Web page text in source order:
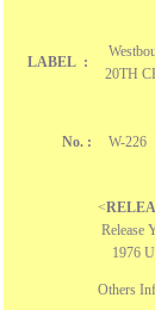
LABEL :
20TH
No. : W-226
<
Release
1976
Others